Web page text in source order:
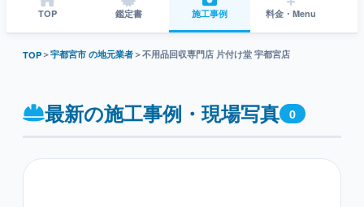
TOP 鑑定書 施工事例 料金・Menu
TOP＞宇都宮市 の地元業者＞不用品回収専門店 片付け堂 宇都宮店
最新の施工事例・現場写真 0